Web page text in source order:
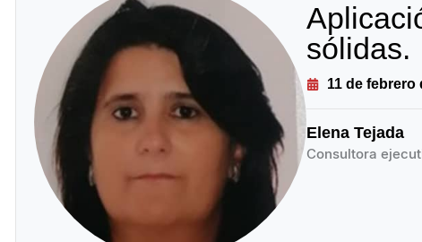
sólidas.
11 de febrero
Elena Tejada
Consultora